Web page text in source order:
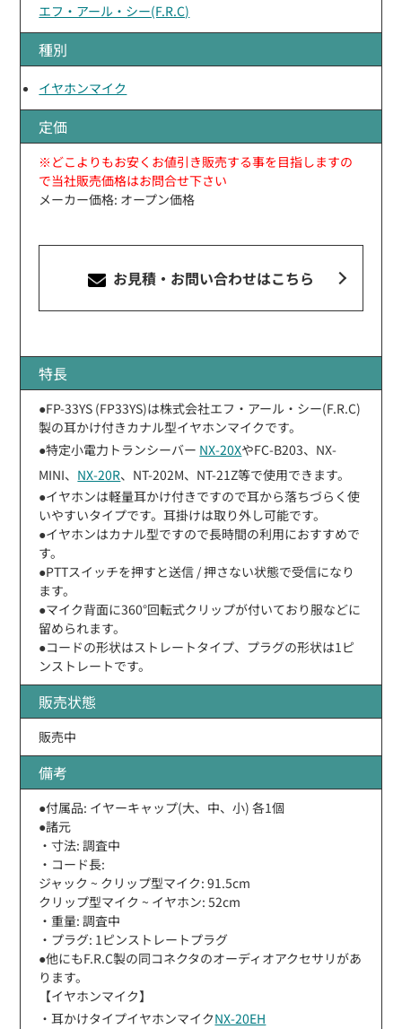
エフ・アール・シー(F.R.C)
種別
イヤホンマイク
定価
※どこよりもお安くお値引き販売する事を目指しますの
で当社販売価格はお問合せ下さい
メーカー価格: オープン価格
お見積・お問い合わせはこちら
特長
●FP-33YS (FP33YS)は株式会社エフ・アール・シー(F.R.C)
製の耳かけ付きカナル型イヤホンマイクです。
●特定小電力トランシーバー NX-20XやFC-B203、NX-
MINI、 NX-20R、NT-202M、NT-21Z等で使用できます。
●イヤホンは軽量耳かけ付きですので耳から落ちづらく使
いやすいタイプです。耳掛けは取り外し可能です。
●イヤホンはカナル型ですので長時間の利用におすすめで
す。
●PTTスイッチを押すと送信 / 押さない状態で受信になり
ます。
●マイク背面に360°回転式クリップが付いており服などに
留められます。
●コードの形状はストレートタイプ、プラグの形状は1ピ
ンストレートです。
販売状態
販売中
備考
●付属品: イヤーキャップ(大、中、小) 各1個
●諸元
・寸法: 調査中
・コード長:
ジャック ~ クリップ型マイク: 91.5cm
クリップ型マイク ~ イヤホン: 52cm
・重量: 調査中
・プラグ: 1ピンストレートプラグ
●他にもF.R.C製の同コネクタのオーディオアクセサリがあ
ります。
【イヤホンマイク】
・耳かけタイプイヤホンマイクNX-20EH